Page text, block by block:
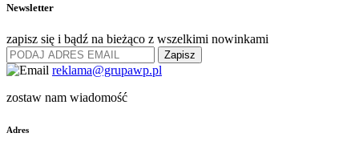
Newsletter
zapisz się i bądź na bieżąco z wszelkimi nowinkami
Zapisz
reklama@grupawp.pl
zostaw nam wiadomość
Adres